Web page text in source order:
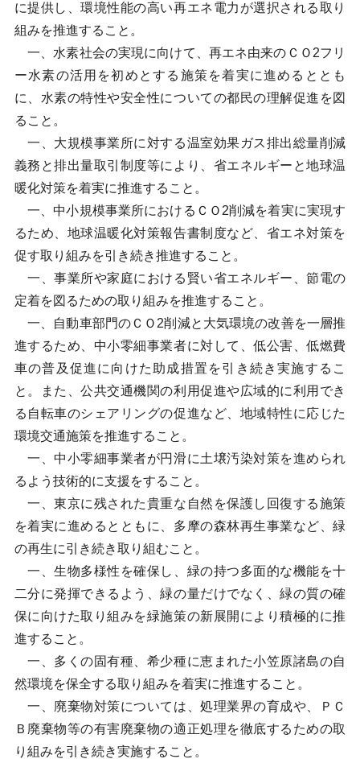
に提供し、環境性能の高い再エネ電力が選択される取り
組みを推進すること。
一、水素社会の実現に向けて、再エネ由来のＣＯ2フリ
ー水素の活用を初めとする施策を着実に進めるととも
に、水素の特性や安全性についての都民の理解促進を図
ること。
一、大規模事業所に対する温室効果ガス排出総量削減
義務と排出量取引制度等により、省エネルギーと地球温
暖化対策を着実に推進すること。
一、中小規模事業所におけるＣＯ2削減を着実に実現す
るため、地球温暖化対策報告書制度など、省エネ対策を
促す取り組みを引き続き推進すること。
一、事業所や家庭における賢い省エネルギー、節電の
定着を図るための取り組みを推進すること。
一、自動車部門のＣＯ2削減と大気環境の改善を一層推
進するため、中小零細事業者に対して、低公害、低燃費
車の普及促進に向けた助成措置を引き続き実施するこ
と。また、公共交通機関の利用促進や広域的に利用でき
る自転車のシェアリングの促進など、地域特性に応じた
環境交通施策を推進すること。
一、中小零細事業者が円滑に土壌汚染対策を進められ
るよう技術的に支援をすること。
一、東京に残された貴重な自然を保護し回復する施策
を着実に進めるとともに、多摩の森林再生事業など、緑
の再生に引き続き取り組むこと。
一、生物多様性を確保し、緑の持つ多面的な機能を十
二分に発揮できるよう、緑の量だけでなく、緑の質の確
保に向けた取り組みを緑施策の新展開により積極的に推
進すること。
一、多くの固有種、希少種に恵まれた小笠原諸島の自
然環境を保全する取り組みを着実に推進すること。
一、廃棄物対策については、処理業界の育成や、ＰＣ
Ｂ廃棄物等の有害廃棄物の適正処理を徹底するための取
り組みを引き続き実施すること。